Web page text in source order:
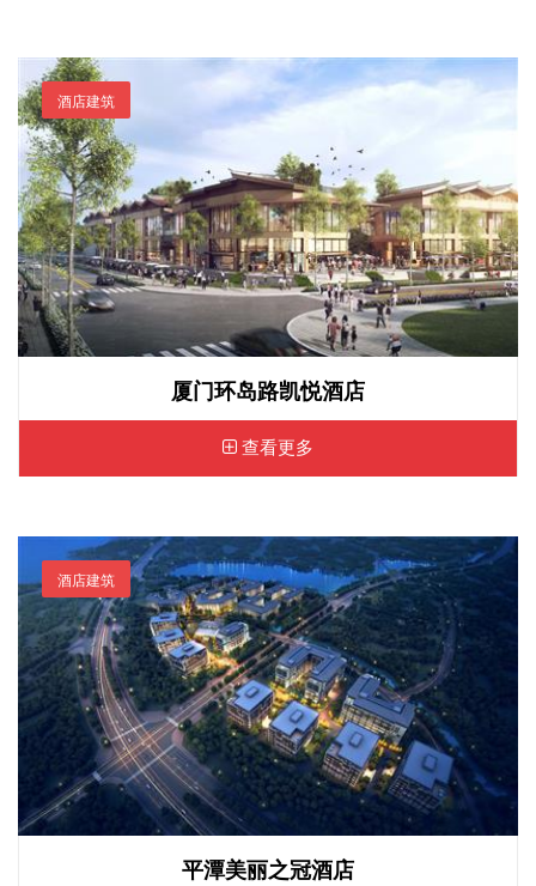
酒店建筑
厦门环岛路凯悦酒店
查看更多
酒店建筑
平潭美丽之冠酒店